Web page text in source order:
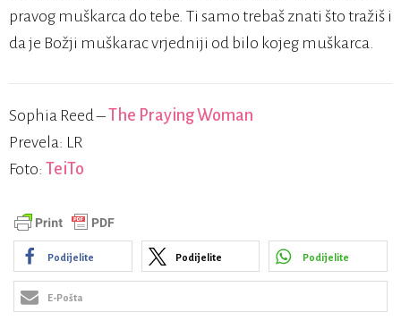
pravog muškarca do tebe. Ti samo trebaš znati što tražiš i
da je Božji muškarac vrjedniji od bilo kojeg muškarca.
Sophia Reed –The Praying Woman
Prevela: LR
Foto: TeiTo
Podijelite Podijelite Podijelite
E-Pošta